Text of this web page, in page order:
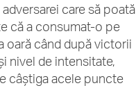
care să poată
că a consumat-o pe
oară când după victorii
nivel de intensitate,
câștiga acele puncte